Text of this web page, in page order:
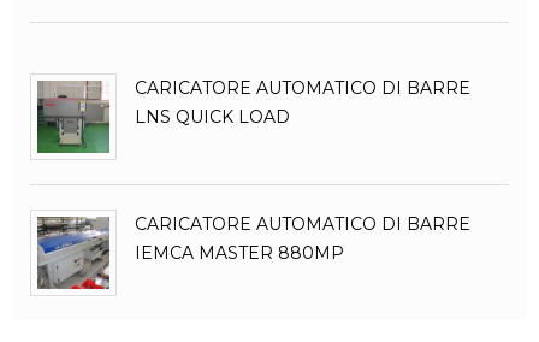
CARICATORE AUTOMATICO DI BARRE
LNS QUICK LOAD
CARICATORE AUTOMATICO DI BARRE
IEMCA MASTER 880MP